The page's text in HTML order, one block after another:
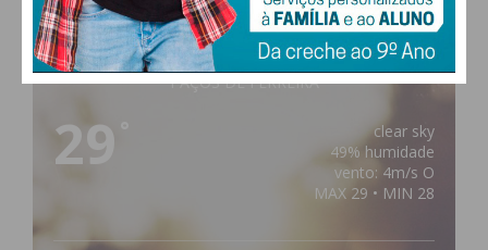
PAÇOS DE FERREIRA
29
clear sky
49% humidade
vento: 4m/s O
MAX 29 • MIN 28